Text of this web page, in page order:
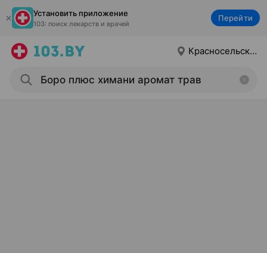
Установить приложение
103: поиск лекарств и врачей
Перейти
Красносельский г.п.